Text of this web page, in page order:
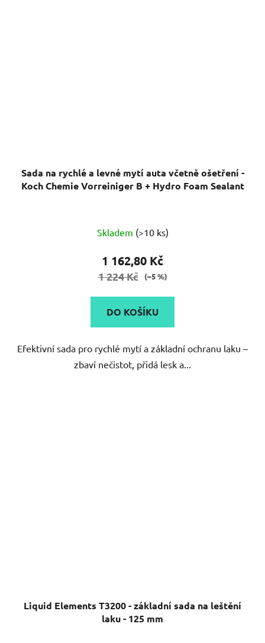
Sada na rychlé a levné mytí auta včetně ošetření -
Koch Chemie Vorreiniger B + Hydro Foam Sealant
hodnocení
produktu
je
5
Skladem (>10 ks)
1 162,80 Kč
1 224 Kč (–5 %)
DO KOŠÍKU
Efektivní sada pro rychlé mytí a základní ochranu laku –
zbaví nečistot, přidá lesk a...
Liquid Elements T3200 - základní sada na leštění
laku - 125 mm